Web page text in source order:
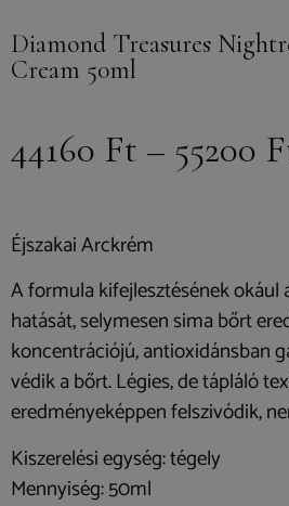
Diamond Treasures
Cream 50ml
44160 Ft – 55200
Éjszakai Arckrém
A formula kifejlesztésének okául
hatását, selymesen sima bőrt
koncentrációjú, antioxidánsban
védik a bőrt. Légies, de tápláló
eredményeképpen felszivódik,
Kiszerelési egység: tégely
Mennyiség: 50ml